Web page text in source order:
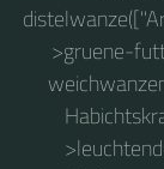
>gruene-